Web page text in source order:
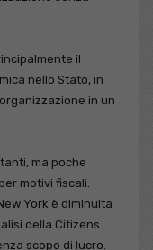
il
nello Stato, in
in un
ma poche
motivi fiscali.
York è diminuita
della Citizens
scopo di lucro.